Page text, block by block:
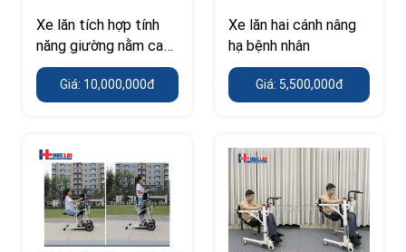
Xe lăn tích hợp tính
năng giường nằm cao
cấp
Giá: 10,000,000đ
Xe lăn hai cánh nâng
hạ bệnh nhân
Giá: 5,500,000đ